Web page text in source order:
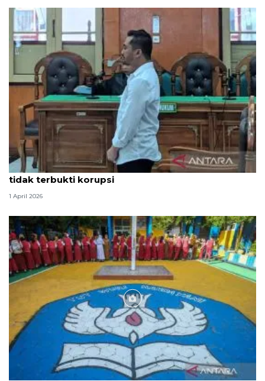
Hakim PN Medan vonis bebas Amsal Sitepu karena
tidak terbukti korupsi
1 April 2026